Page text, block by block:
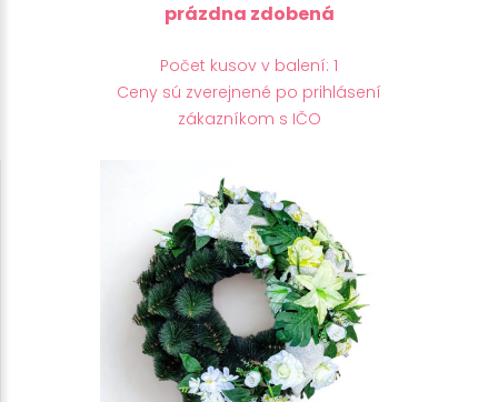
prázdna zdobená
Počet kusov v balení: 1
Ceny sú zverejnené po prihlásení
zákazníkom s IČO